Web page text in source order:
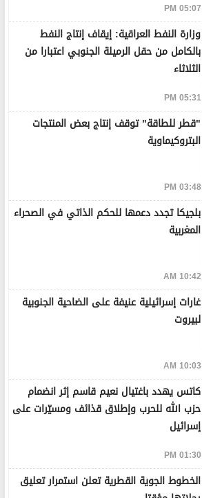
وزارة النفط العراقية: إيقاف إنتاج النفط
بالكامل من حقل الرميلة الجنوبي اعتبارا من
الثلاثاء
"قطر للطاقة" توقف إنتاج بعض المنتجات
البتروكيماوية
بلجيكا تجدد دعمها للحكم الذاتي في الصحراء
المغربية
غارات إسرائيلية عنيفة على الضاحية الجنوبية
لبيروت
كاتس يهدد باغتيال نعيم قاسم إثر انضمام
حزب الله للحرب وإطلاق قذائف ومسيّرات على
إسرائيل
الخطوط الجوية القطرية تعلن استمرار تعليق